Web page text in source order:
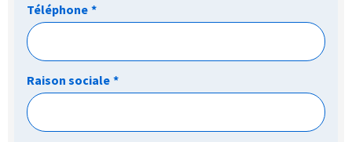
Téléphone *
Raison sociale *